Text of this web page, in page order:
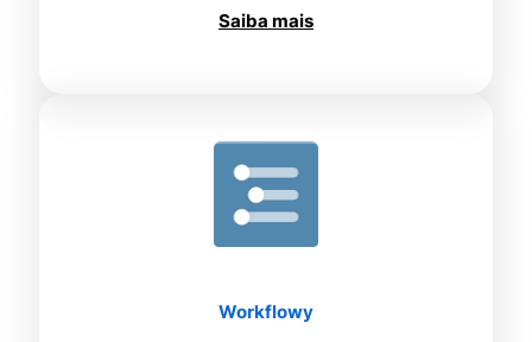
Saiba mais
Workflowy